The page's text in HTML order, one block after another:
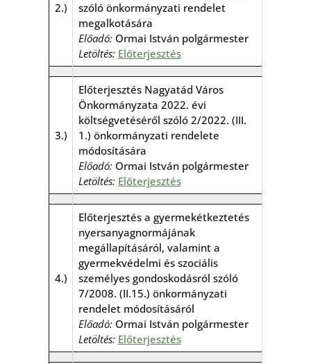
2.)
szóló önkormányzati rendelet
megalkotására
Előadó: Ormai István polgármester
Letöltés: Előterjesztés
3.)
Előterjesztés Nagyatád Város
Önkormányzata 2022. évi
költségvetéséről szóló 2/2022. (III.
1.) önkormányzati rendelete
módosítására
Előadó: Ormai István polgármester
Letöltés: Előterjesztés
4.)
Előterjesztés a gyermekétkeztetés
nyersanyagnormájának
megállapításáról, valamint a
gyermekvédelmi és szociális
személyes gondoskodásról szóló
7/2008. (II.15.) önkormányzati
rendelet módosításáról
Előadó: Ormai István polgármester
Letöltés: Előterjesztés